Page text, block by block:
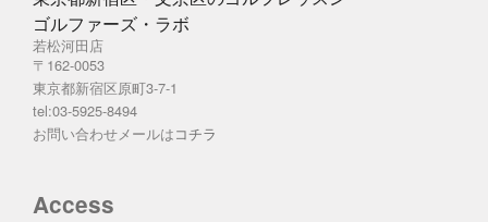
ゴルファーズ・ラボ
若松河田店
〒162-0053
東京都新宿区原町3-7-1
tel:03-5925-8494
お問い合わせメールはコチラ
Access